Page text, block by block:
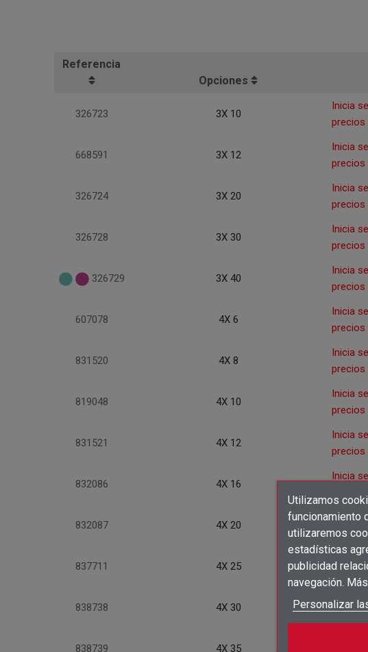
Iniciar
Debe
Utilizamos
funcionamiento
utilizaremos
estadísticas
publicidad
navegación.
Personalizar
Referencia
Opciones
326723 3X 10
Inicia
precios
668591 3X 12
Inicia
precios
326724 3X 20
Inicia
precios
326728 3X 30
Inicia
precios
326729 3X 40
Inicia
precios
607078 4X 6
Inicia
precios
831520 4X 8
Inicia
precios
819048 4X 10
Inicia
precios
831521 4X 12
Inicia
precios
832086 4X 16
Inicia
832087 4X 20
Inicia
precios
837711 4X 25
Inicia
838738 4X 30
Inicia
838739 4X 35
Inicia